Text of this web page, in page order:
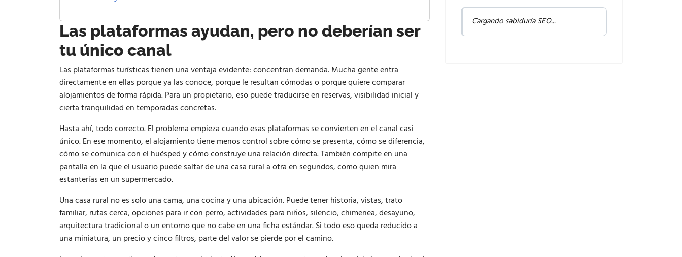
Las plataformas ayudan, pero no deberían ser
tu único canal
Las plataformas turísticas tienen una ventaja evidente: concentran demanda. Mucha gente entra
directamente en ellas porque ya las conoce, porque le resultan cómodas o porque quiere comparar
alojamientos de forma rápida. Para un propietario, eso puede traducirse en reservas, visibilidad inicial y
cierta tranquilidad en temporadas concretas.
Hasta ahí, todo correcto. El problema empieza cuando esas plataformas se convierten en el canal casi
único. En ese momento, el alojamiento tiene menos control sobre cómo se presenta, cómo se diferencia,
cómo se comunica con el huésped y cómo construye una relación directa. También compite en una
pantalla en la que el usuario puede saltar de una casa rural a otra en segundos, como quien mira
estanterías en un supermercado.
Una casa rural no es solo una cama, una cocina y una ubicación. Puede tener historia, vistas, trato
familiar, rutas cerca, opciones para ir con perro, actividades para niños, silencio, chimenea, desayuno,
arquitectura tradicional o un entorno que no cabe en una ficha estándar. Si todo eso queda reducido a
una miniatura, un precio y cinco filtros, parte del valor se pierde por el camino.
Cargando sabiduría SEO...